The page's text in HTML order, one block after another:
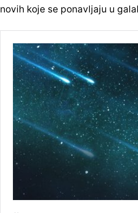
novih koje se ponavljaju u